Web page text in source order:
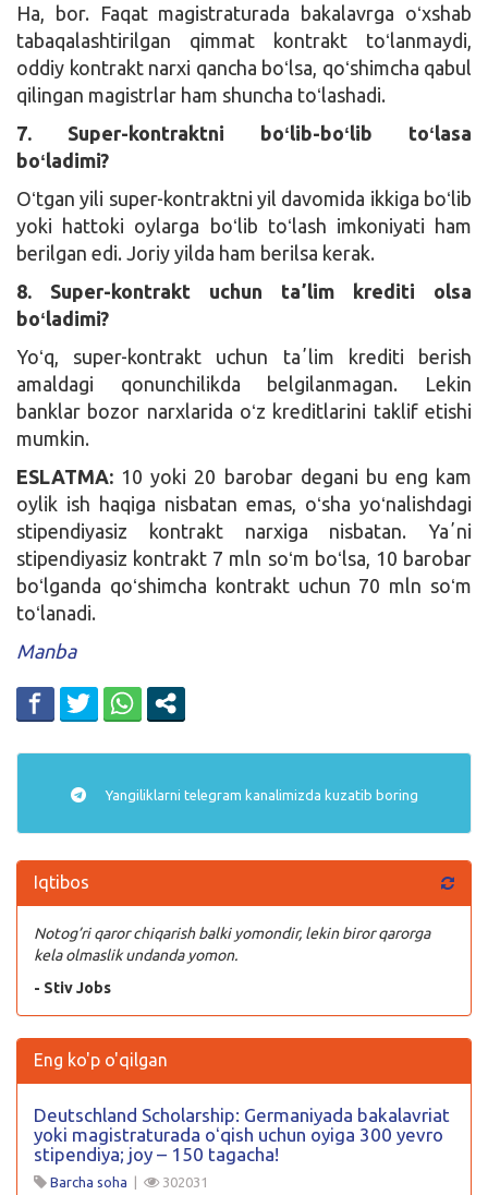
Ha, bor. Faqat magistraturada bakalavrga oʻxshab
tabaqalashtirilgan qimmat kontrakt toʻlanmaydi,
oddiy kontrakt narxi qancha boʻlsa, qoʻshimcha qabul
qilingan magistrlar ham shuncha toʻlashadi.
7. Super-kontraktni boʻlib-boʻlib toʻlasa
boʻladimi?
Oʻtgan yili super-kontraktni yil davomida ikkiga boʻlib
yoki hattoki oylarga boʻlib toʻlash imkoniyati ham
berilgan edi. Joriy yilda ham berilsa kerak.
8. Super-kontrakt uchun taʼlim krediti olsa
boʻladimi?
Yoʻq, super-kontrakt uchun taʼlim krediti berish
amaldagi qonunchilikda belgilanmagan. Lekin
banklar bozor narxlarida oʻz kreditlarini taklif etishi
mumkin.
ESLATMA: 10 yoki 20 barobar degani bu eng kam
oylik ish haqiga nisbatan emas, oʻsha yoʻnalishdagi
stipendiyasiz kontrakt narxiga nisbatan. Yaʼni
stipendiyasiz kontrakt 7 mln soʻm boʻlsa, 10 barobar
boʻlganda qoʻshimcha kontrakt uchun 70 mln soʻm
toʻlanadi.
Manba
Yangiliklarni telegram kanalimizda kuzatib boring
Iqtibos
Notog’ri qaror chiqarish balki yomondir, lekin biror qarorga
kela olmaslik undanda yomon.
- Stiv Jobs
Eng ko'p o'qilgan
Deutschland Scholarship: Germaniyada bakalavriat
yoki magistraturada oʻqish uchun oyiga 300 yevro
stipendiya; joy – 150 tagacha!
Barcha soha | 302031